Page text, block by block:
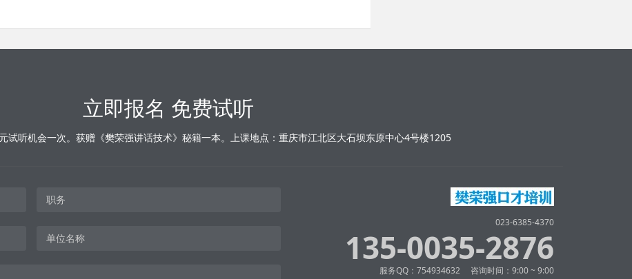
立即报名 免费试听
试听机会一次。获赠《樊荣强讲话技术》秘籍一本。上课地点：重庆市江北区大石坝东原中心4号楼1205
023-6385-4370
135-0035-2876
服务QQ：754934632 咨询时间：9:00 ~ 9:00